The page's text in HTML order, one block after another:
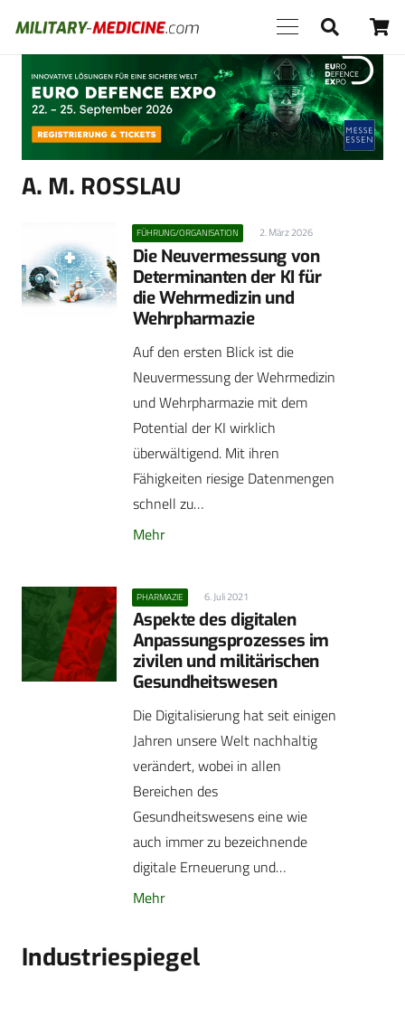
Anzeige
A. M. ROSSLAU
FÜHRUNG/ORGANISATION 2. März 2026
Die Neuvermessung von
Determinanten der KI für
die Wehrmedizin und
Wehrpharmazie
Auf den ersten Blick ist die
Neuvermessung der Wehrmedizin
und Wehrpharmazie mit dem
Potential der KI wirklich
überwältigend. Mit ihren
Fähigkeiten riesige Datenmengen
schnell zu…
Mehr
PHARMAZIE 6. Juli 2021
Aspekte des digitalen
Anpassungsprozesses im
zivilen und militärischen
Gesundheitswesen
Die Digitalisierung hat seit einigen
Jahren unsere Welt nachhaltig
verändert, wobei in allen
Bereichen des
Gesundheitswesens eine wie
auch immer zu bezeichnende
digitale Erneuerung und…
Mehr
Industriespiegel